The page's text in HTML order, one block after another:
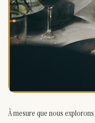
À mesure que nous